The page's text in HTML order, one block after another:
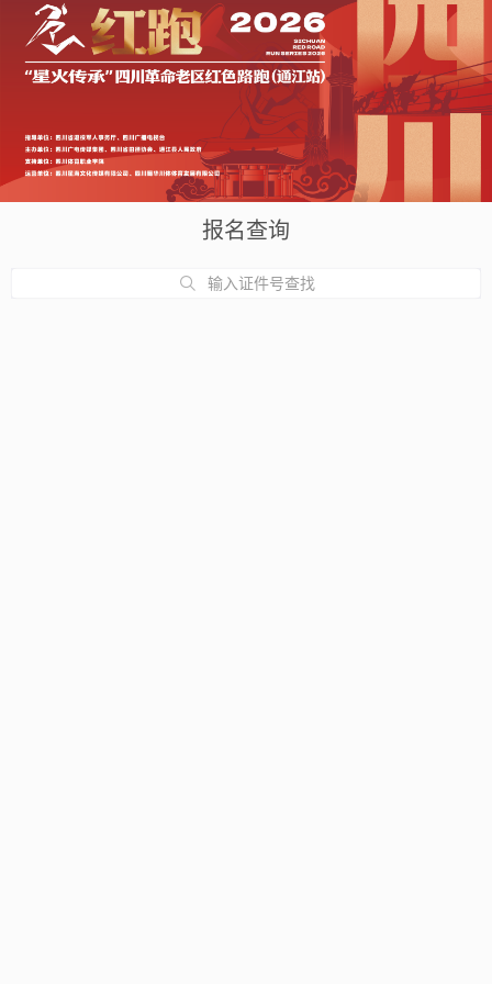
报名查询
输入证件号查找